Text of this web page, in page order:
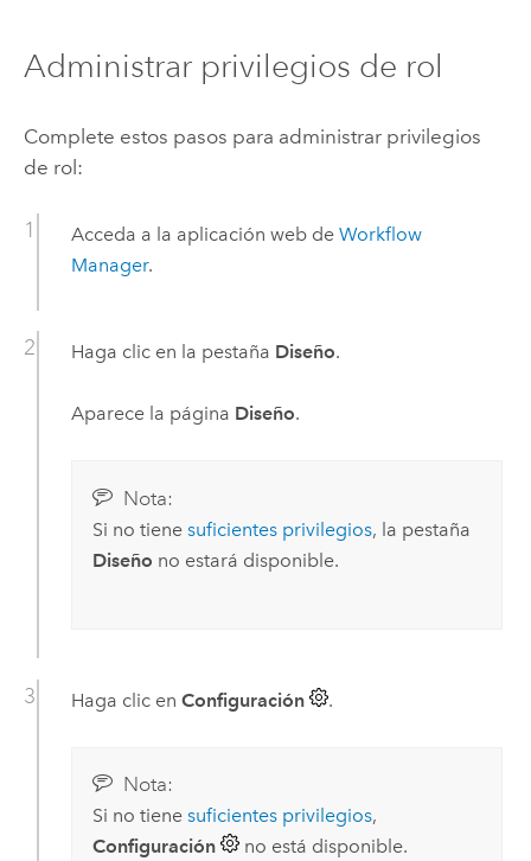
Administrar privilegios de rol
Complete estos pasos para administrar privilegios
de rol:
Acceda a la aplicación web de Workflow
Manager.
Haga clic en la pestaña Diseño.
Aparece la página Diseño.
Nota:
Si no tiene suficientes privilegios, la pestaña
Diseño no estará disponible.
Haga clic en Configuración .
Nota:
Si no tiene suficientes privilegios,
Configuración
no está disponible.